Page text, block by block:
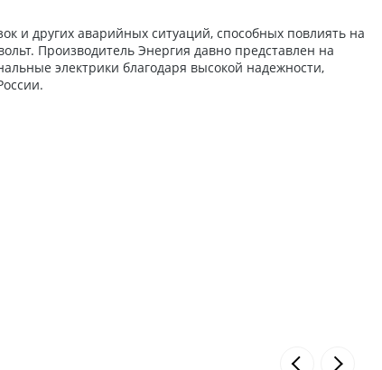
и других аварийных ситуаций, способных повлиять на
Производитель Энергия давно представлен на
электрики благодаря высокой надежности,